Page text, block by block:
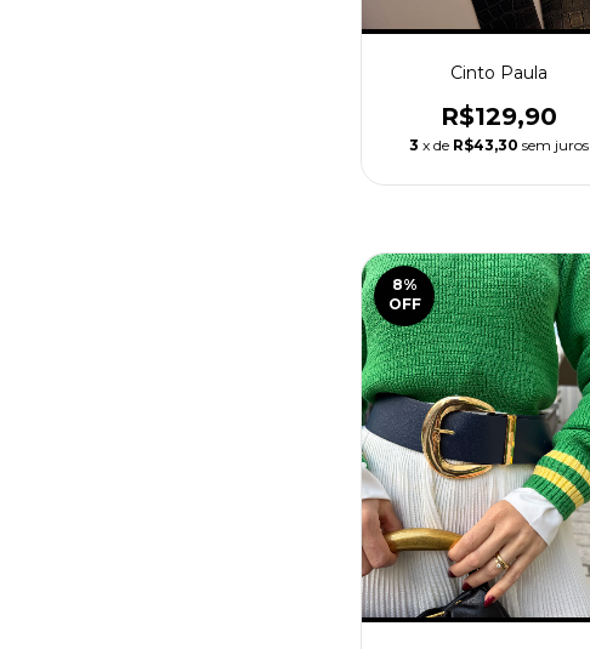
Cinto Paula
R$129,90
3 x de R$43,30 sem juros
8%
OFF